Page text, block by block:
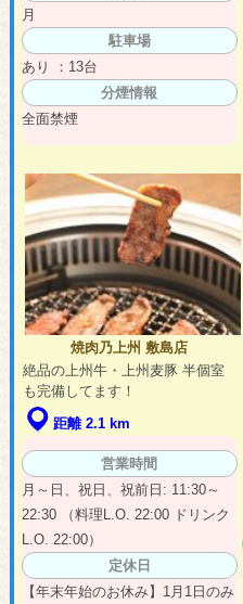
月
駐車場
あり ：13台
分煙情報
全面禁煙
焼肉乃上州 敷島店
絶品の上州牛・上州麦豚 半個室
も完備してます！
距離 2.1 km
営業時間
月～日、祝日、祝前日: 11:30～
22:30 （料理L.O. 22:00 ドリンク
L.O. 22:00）
定休日
【年末年始のお休み】1月1日のみ